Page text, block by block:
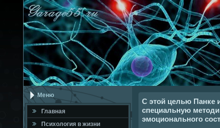
Меню
Главная
Психология в жизни
С этой целью Панке
специальную
эмоционального